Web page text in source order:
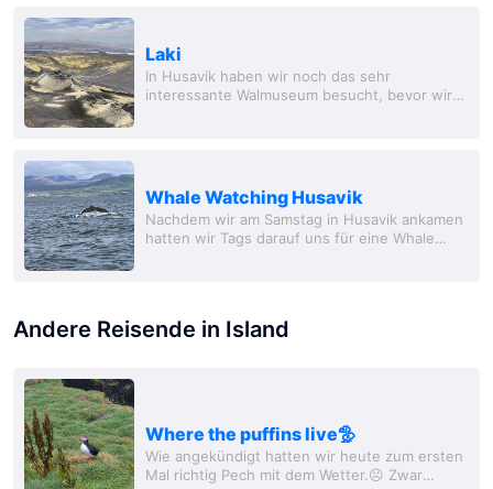
Laki
In Husavik haben wir noch das sehr
interessante Walmuseum besucht, bevor wir
Whale Watching Husavik
Nachdem wir am Samstag in Husavik ankamen
hatten wir Tags darauf uns für eine Whale
Andere Reisende in Island
Where the puffins live🦤
Wie angekündigt hatten wir heute zum ersten
Mal richtig Pech mit dem Wetter.☹️ Zwar